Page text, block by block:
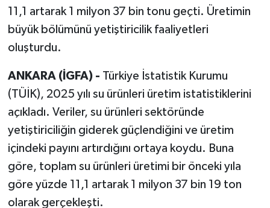
11,1 artarak 1 milyon 37 bin tonu geçti. Üretimin
büyük bölümünü yetiştiricilik faaliyetleri
oluşturdu.
ANKARA (İGFA) - Türkiye İstatistik Kurumu
(TÜİK), 2025 yılı su ürünleri üretim istatistiklerini
açıkladı. Veriler, su ürünleri sektöründe
yetiştiriciliğin giderek güçlendiğini ve üretim
içindeki payını artırdığını ortaya koydu. Buna
göre, toplam su ürünleri üretimi bir önceki yıla
göre yüzde 11,1 artarak 1 milyon 37 bin 19 ton
olarak gerçekleşti.